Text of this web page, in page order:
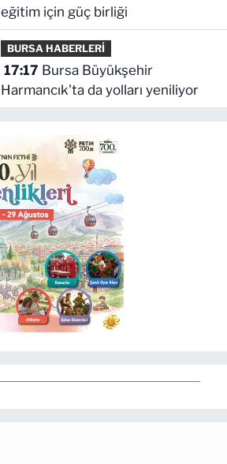
eğitim için güç birliği
BURSA HABERLERİ
17:17
Harmancık'ta da yolları yeniliyor